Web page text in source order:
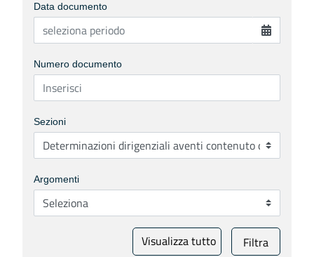
Data documento
Numero documento
Sezioni
Argomenti
Visualizza tutto Filtra